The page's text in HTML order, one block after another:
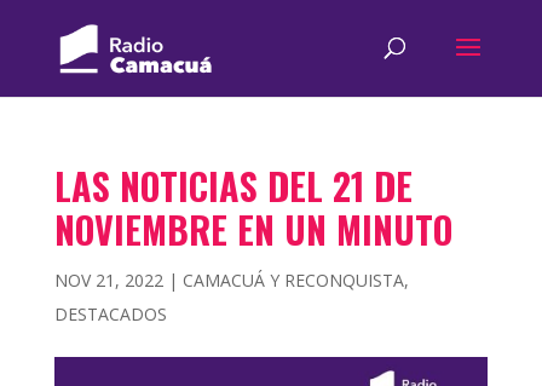
LAS NOTICIAS DEL 21 DE
NOVIEMBRE EN UN MINUTO
NOV 21, 2022| CAMACUÁ Y RECONQUISTA,
DESTACADOS